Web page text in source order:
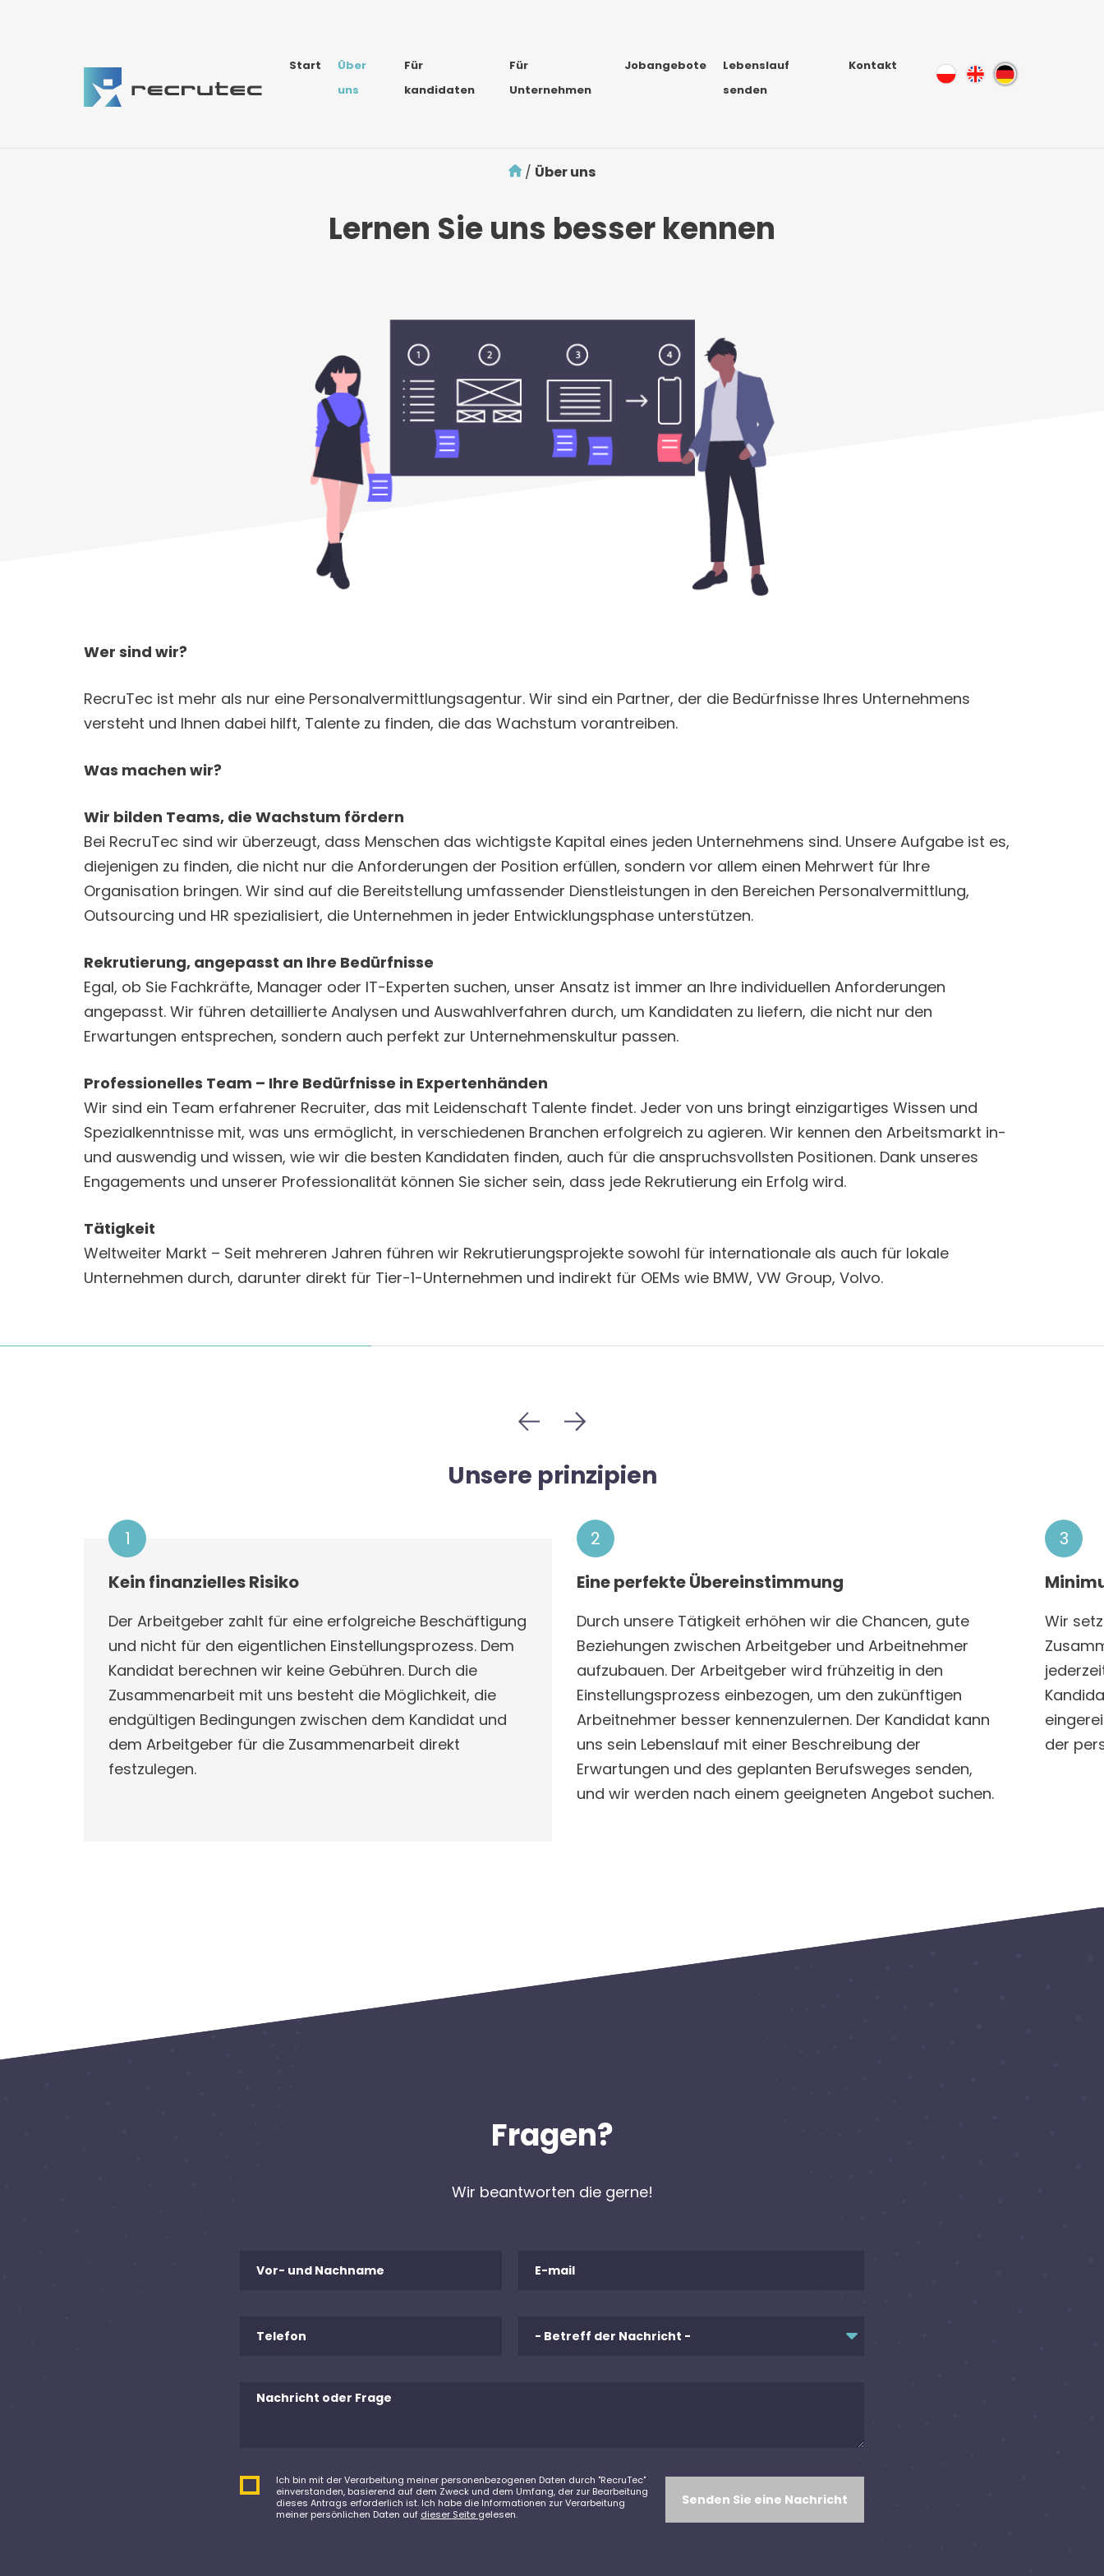
Start
Über
uns
Für
kandidaten
Für
Unternehmen
Jobangebote
Lebenslauf
senden
Kontakt
/ Über uns
Lernen Sie uns besser kennen
Wer sind wir?
RecruTec ist mehr als nur eine Personalvermittlungsagentur. Wir sind ein Partner, der die Bedürfnisse Ihres Unternehmens
versteht und Ihnen dabei hilft, Talente zu finden, die das Wachstum vorantreiben.
Was machen wir?
Wir bilden Teams, die Wachstum fördern
Bei RecruTec sind wir überzeugt, dass Menschen das wichtigste Kapital eines jeden Unternehmens sind. Unsere Aufgabe ist es,
diejenigen zu finden, die nicht nur die Anforderungen der Position erfüllen, sondern vor allem einen Mehrwert für Ihre
Organisation bringen. Wir sind auf die Bereitstellung umfassender Dienstleistungen in den Bereichen Personalvermittlung,
Outsourcing und HR spezialisiert, die Unternehmen in jeder Entwicklungsphase unterstützen.
Rekrutierung, angepasst an Ihre Bedürfnisse
Egal, ob Sie Fachkräfte, Manager oder IT-Experten suchen, unser Ansatz ist immer an Ihre individuellen Anforderungen
angepasst. Wir führen detaillierte Analysen und Auswahlverfahren durch, um Kandidaten zu liefern, die nicht nur den
Erwartungen entsprechen, sondern auch perfekt zur Unternehmenskultur passen.
Professionelles Team – Ihre Bedürfnisse in Expertenhänden
Wir sind ein Team erfahrener Recruiter, das mit Leidenschaft Talente findet. Jeder von uns bringt einzigartiges Wissen und
Spezialkenntnisse mit, was uns ermöglicht, in verschiedenen Branchen erfolgreich zu agieren. Wir kennen den Arbeitsmarkt in-
und auswendig und wissen, wie wir die besten Kandidaten finden, auch für die anspruchsvollsten Positionen. Dank unseres
Engagements und unserer Professionalität können Sie sicher sein, dass jede Rekrutierung ein Erfolg wird.
Tätigkeit
Weltweiter Markt – Seit mehreren Jahren führen wir Rekrutierungsprojekte sowohl für internationale als auch für lokale
Unternehmen durch, darunter direkt für Tier-1-Unternehmen und indirekt für OEMs wie BMW, VW Group, Volvo.
Unsere prinzipien
1
Kein finanzielles Risiko
Der Arbeitgeber zahlt für eine erfolgreiche Beschäftigung
und nicht für den eigentlichen Einstellungsprozess. Dem
Kandidat berechnen wir keine Gebühren. Durch die
Zusammenarbeit mit uns besteht die Möglichkeit, die
endgültigen Bedingungen zwischen dem Kandidat und
dem Arbeitgeber für die Zusammenarbeit direkt
festzulegen.
2
Eine perfekte Übereinstimmung
Durch unsere Tätigkeit erhöhen wir die Chancen, gute
Beziehungen zwischen Arbeitgeber und Arbeitnehmer
aufzubauen. Der Arbeitgeber wird frühzeitig in den
Einstellungsprozess einbezogen, um den zukünftigen
Arbeitnehmer besser kennenzulernen. Der Kandidat kann
uns sein Lebenslauf mit einer Beschreibung der
Erwartungen und des geplanten Berufsweges senden,
und wir werden nach einem geeigneten Angebot suchen.
3
Wir
der
Fragen?
Wir beantworten die gerne!
Ich bin mit der Verarbeitung meiner personenbezogenen Daten durch "RecruTec"
einverstanden, basierend auf dem Zweck und dem Umfang, der zur Bearbeitung
dieses Antrags erforderlich ist. Ich habe die Informationen zur Verarbeitung
meiner persönlichen Daten auf dieser Seite gelesen.